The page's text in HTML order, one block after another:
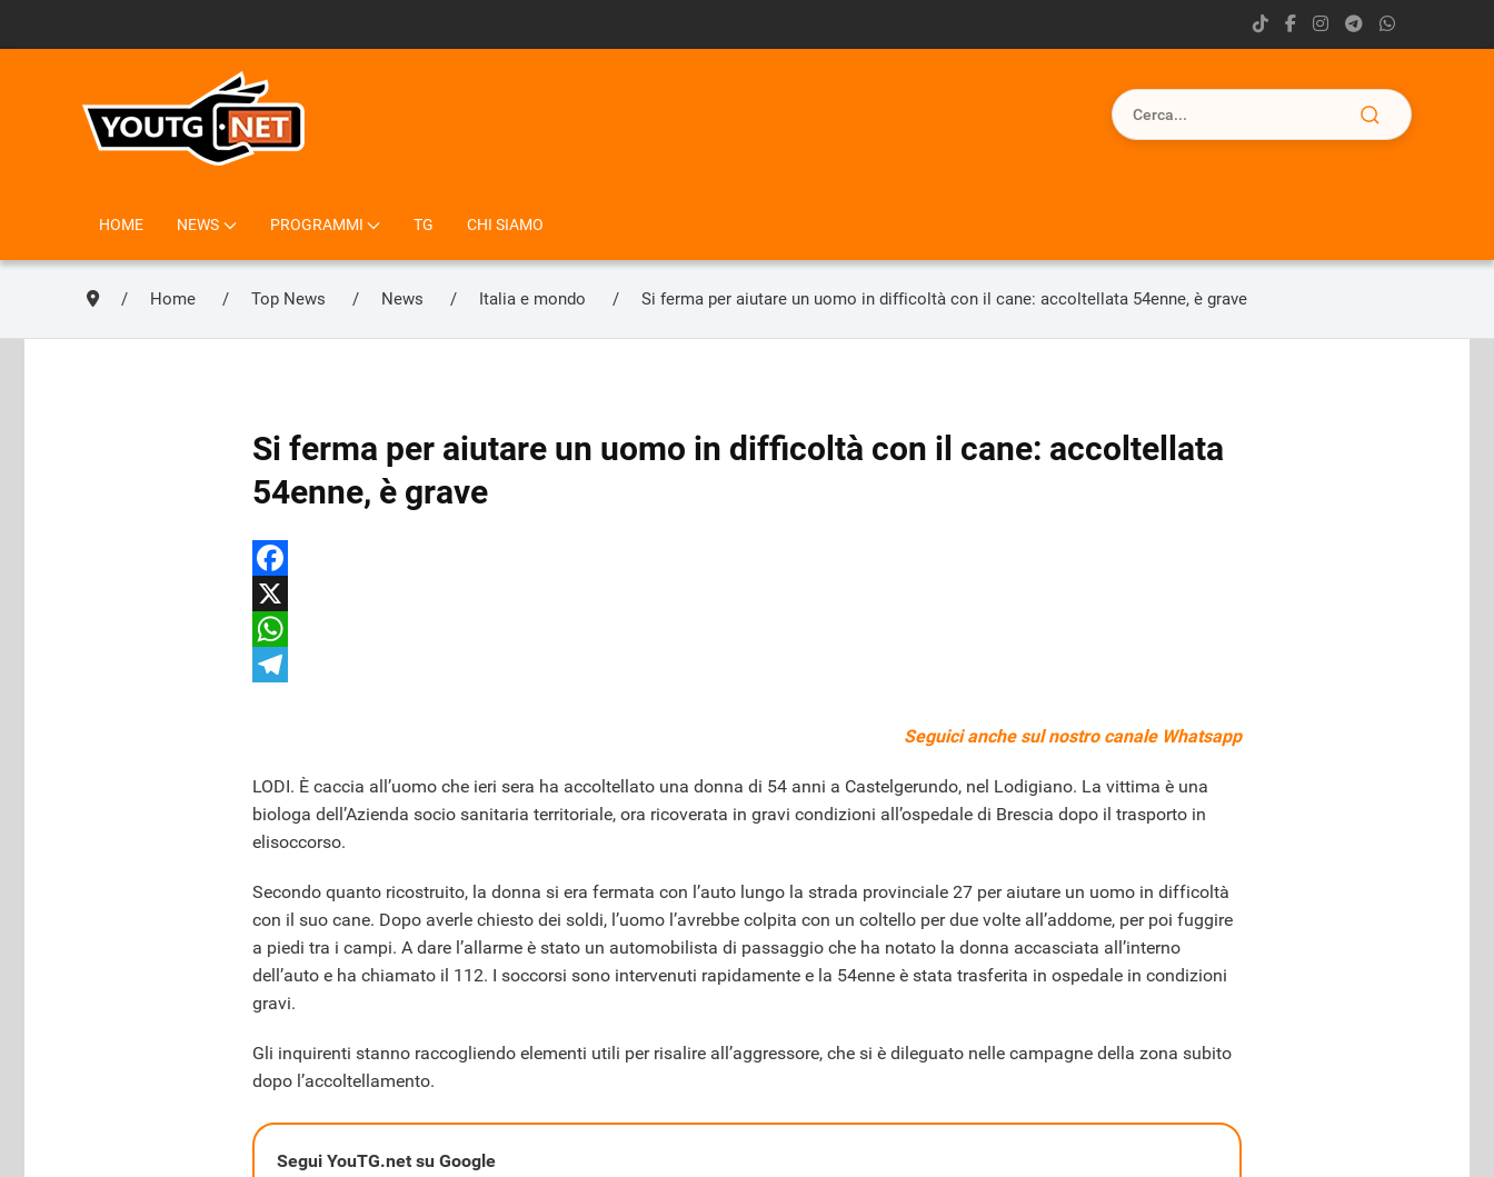
HOME NEWS PROGRAMMI TG CHI SIAMO
Home Top News News Italia e mondo Si ferma per aiutare un uomo in difficoltà con il cane: accoltellata 54enne, è grave
Si ferma per aiutare un uomo in difficoltà con il cane: accoltellata
54enne, è grave
Facebook
X
WhatsApp
Seguici anche sul nostro canale Whatsapp
LODI. È caccia all’uomo che ieri sera ha accoltellato una donna di 54 anni a Castelgerundo, nel Lodigiano. La vittima è una
biologa dell’Azienda socio sanitaria territoriale, ora ricoverata in gravi condizioni all’ospedale di Brescia dopo il trasporto in
elisoccorso.
Secondo quanto ricostruito, la donna si era fermata con l’auto lungo la strada provinciale 27 per aiutare un uomo in difficoltà
con il suo cane. Dopo averle chiesto dei soldi, l’uomo l’avrebbe colpita con un coltello per due volte all’addome, per poi fuggire
a piedi tra i campi. A dare l’allarme è stato un automobilista di passaggio che ha notato la donna accasciata all’interno
dell’auto e ha chiamato il 112. I soccorsi sono intervenuti rapidamente e la 54enne è stata trasferita in ospedale in condizioni
gravi.
Gli inquirenti stanno raccogliendo elementi utili per risalire all’aggressore, che si è dileguato nelle campagne della zona subito
dopo l’accoltellamento.
Segui YouTG.net su Google